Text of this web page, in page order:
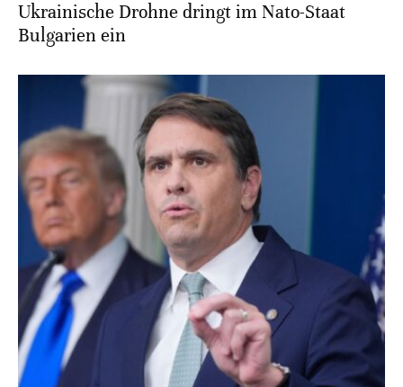
Ukrainische Drohne dringt im Nato-Staat
Bulgarien ein